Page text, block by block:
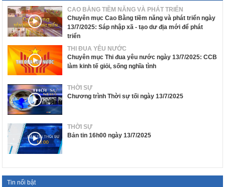
CAO BẰNG TIỀM NĂNG VÀ PHÁT TRIỂN
Chuyên mục Cao Bằng tiềm năng và phát triển ngày
13/7/2025: Sáp nhập xã - tạo dư địa mới để phát
triển
THI ĐUA YÊU NƯỚC
Chuyên mục Thi đua yêu nước ngày 13/7/2025: CCB
làm kinh tế giỏi, sống nghĩa tình
THỜI SỰ
Chương trình Thời sự tối ngày 13/7/2025
THỜI SỰ
Bản tin 16h00 ngày 13/7/2025
Tin nổi bật